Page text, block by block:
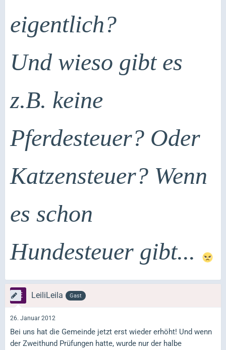
eigentlich?
Und wieso gibt es
z.B. keine
Pferdesteuer? Oder
Katzensteuer? Wenn
es schon
Hundesteuer gibt...
LeiliLeila Gast
26. Januar 2012
Bei uns hat die Gemeinde jetzt erst wieder erhöht! Und wenn
der Zweithund Prüfungen hatte, wurde nur der halbe